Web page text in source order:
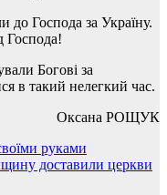
Господа за Україну.
Господа!
Богові за
в такий нелегкий час.
Оксана РОЩУК
руками
доставили церкви